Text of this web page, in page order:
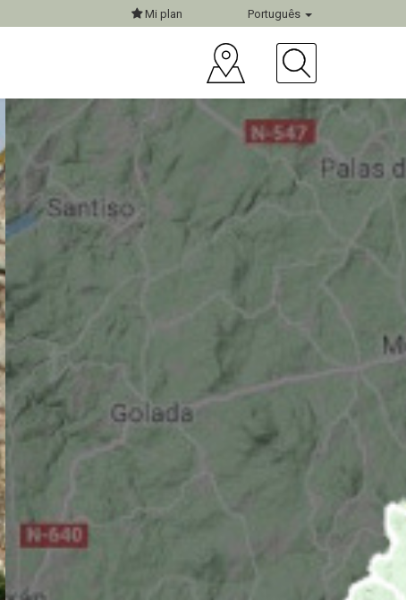
Mi plan Português